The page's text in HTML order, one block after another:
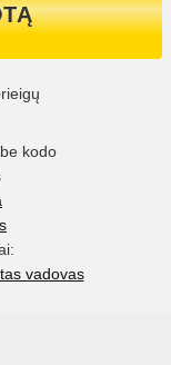
kodo
vadovas